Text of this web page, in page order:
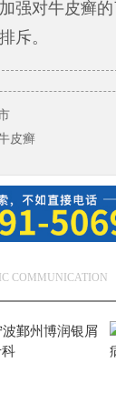
强对牛皮癣的
斥。
皮癣
COMMUNICATION